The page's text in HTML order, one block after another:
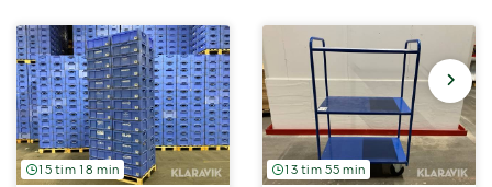
15 tim 18 min 13 tim 55 min